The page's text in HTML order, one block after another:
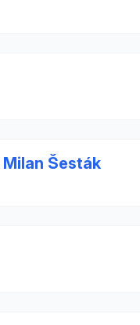
Milan Šesták